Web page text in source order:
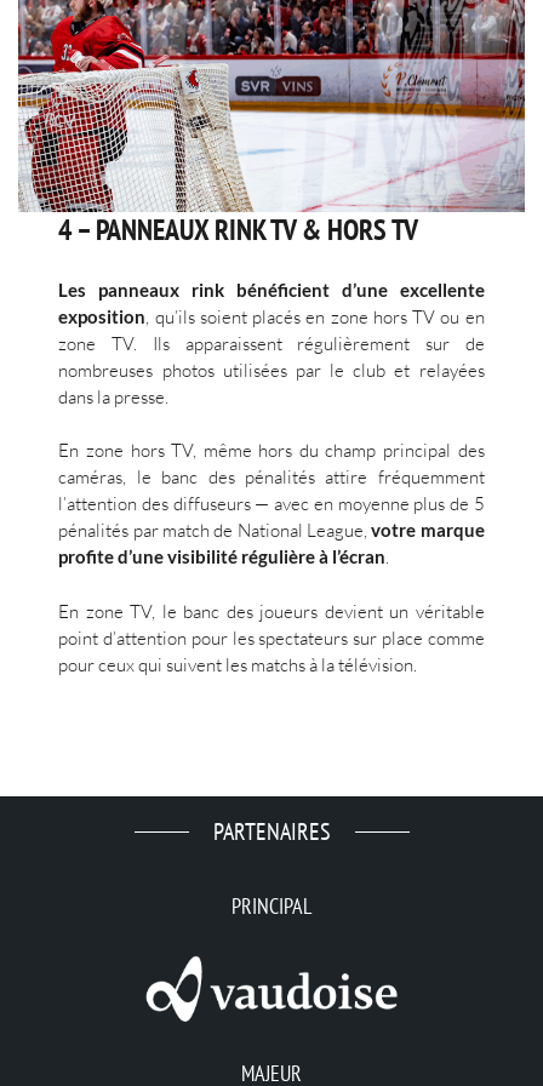
4 – PANNEAUX RINK TV & HORS TV
Les panneaux rink bénéficient d’une excellente
exposition , qu’ils soient placés en zone hors TV ou en
zone TV. Ils apparaissent régulièrement sur de
nombreuses photos utilisées par le club et relayées
dans la presse.
En zone hors TV, même hors du champ principal des
caméras, le banc des pénalités attire fréquemment
l’attention des diffuseurs — avec en moyenne plus de 5
pénalités par match de National League,votre marque
profite d’une visibilité régulière à l’écran
En zone TV, le banc des joueurs devient un véritable
point d’attention pour les spectateurs sur place comme
pour ceux qui suivent les matchs à la télévision.
PARTENAIRES
PRINCIPAL
MAJEUR